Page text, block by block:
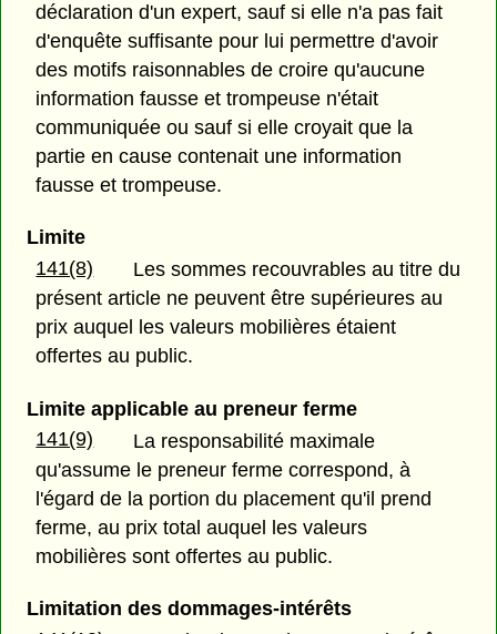
déclaration d'un expert, sauf si elle n'a pas fait
d'enquête suffisante pour lui permettre d'avoir
des motifs raisonnables de croire qu'aucune
information fausse et trompeuse n'était
communiquée ou sauf si elle croyait que la
partie en cause contenait une information
fausse et trompeuse.
Limite
141(8)
Les sommes recouvrables au titre du
présent article ne peuvent être supérieures au
prix auquel les valeurs mobilières étaient
offertes au public.
Limite applicable au preneur ferme
141(9)
La responsabilité maximale
qu'assume le preneur ferme correspond, à
l'égard de la portion du placement qu'il prend
ferme, au prix total auquel les valeurs
mobilières sont offertes au public.
Limitation des dommages-intérêts